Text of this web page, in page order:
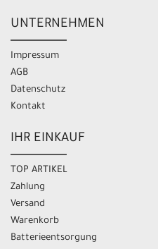
UNTERNEHMEN
Impressum
AGB
Datenschutz
Kontakt
IHR EINKAUF
TOP ARTIKEL
Zahlung
Versand
Warenkorb
Batterieentsorgung